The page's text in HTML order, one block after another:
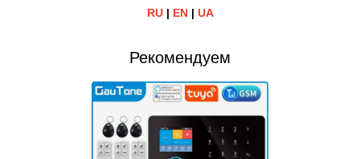
RU| EN| UA
Рекомендуем